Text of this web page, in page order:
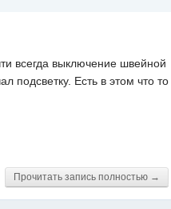
всегда выключение швейной
подсветку. Есть в этом что то
Прочитать запись полностью →